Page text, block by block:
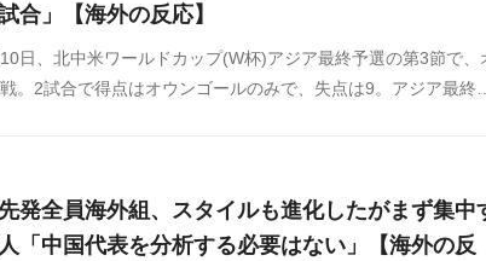
合」【海外の反応】
日、北中米ワールドカップ(W杯)アジア最終予選の第3節で、
。2試合で得点はオウンゴールのみで、失点は9。アジア最終
発全員海外組、スタイルも進化したがまず集中
「中国代表を分析する必要はない」【海外の反